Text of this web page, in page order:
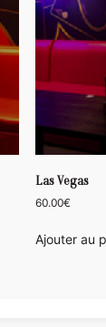
Las Vegas
60.00€
Ajouter au